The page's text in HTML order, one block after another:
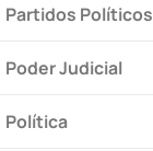
Partidos Políticos
Poder Judicial
Política